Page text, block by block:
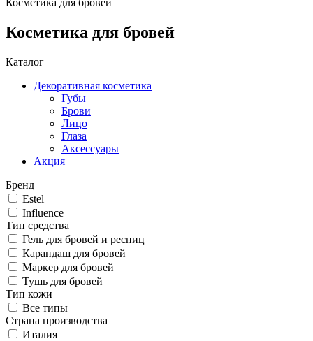
Косметика для бровей
Косметика для бровей
Каталог
Декоративная косметика
Губы
Брови
Лицо
Глаза
Аксессуары
Акция
Бренд
Estel
Influence
Тип средства
Гель для бровей и ресниц
Карандаш для бровей
Маркер для бровей
Тушь для бровей
Тип кожи
Все типы
Cтрана производства
Италия